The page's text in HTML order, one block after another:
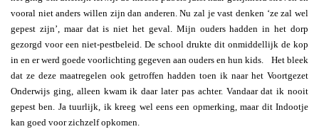
vooral niet anders willen zijn dan anderen. Nu zal je vast denken ‘ze zal wel
gepest zijn’, maar dat is niet het geval. Mijn ouders hadden in het dorp
gezorgd voor een niet-pestbeleid. De school drukte dit onmiddellijk de kop
in en er werd goede voorlichting gegeven aan ouders en hun kids. Het bleek
dat ze deze maatregelen ook getroffen hadden toen ik naar het Voortgezet
Onderwijs ging, alleen kwam ik daar later pas achter. Vandaar dat ik nooit
gepest ben. Ja tuurlijk, ik kreeg wel eens een opmerking, maar dit Indootje
kan goed voor zichzelf opkomen.